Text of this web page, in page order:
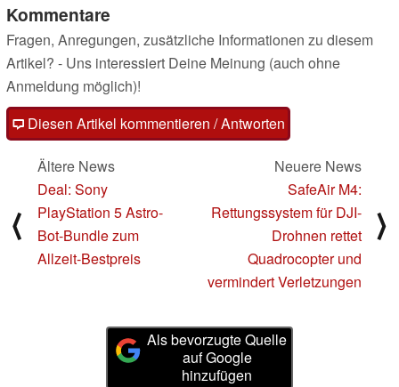
Kommentare
Fragen, Anregungen, zusätzliche Informationen zu diesem
Artikel? - Uns interessiert Deine Meinung (auch ohne
Anmeldung möglich)!
Diesen Artikel kommentieren / Antworten
⟨
Ältere News
Deal: Sony
PlayStation 5 Astro-
Bot-Bundle zum
Allzeit-Bestpreis
Neuere News
SafeAir M4:
Rettungssystem für DJI-
Drohnen rettet
Quadrocopter und
vermindert Verletzungen
⟩
Als bevorzugte Quelle
auf Google
hinzufügen